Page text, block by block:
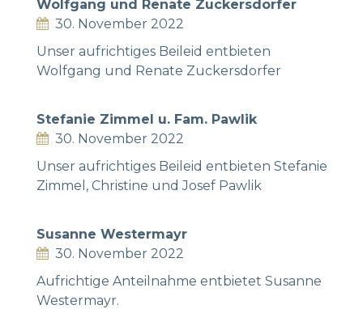
Wolfgang und Renate Zuckersdorfer
30. November 2022
Unser aufrichtiges Beileid entbieten
Wolfgang und Renate Zuckersdorfer
Stefanie Zimmel u. Fam. Pawlik
30. November 2022
Unser aufrichtiges Beileid entbieten Stefanie
Zimmel, Christine und Josef Pawlik
Susanne Westermayr
30. November 2022
Aufrichtige Anteilnahme entbietet Susanne
Westermayr.